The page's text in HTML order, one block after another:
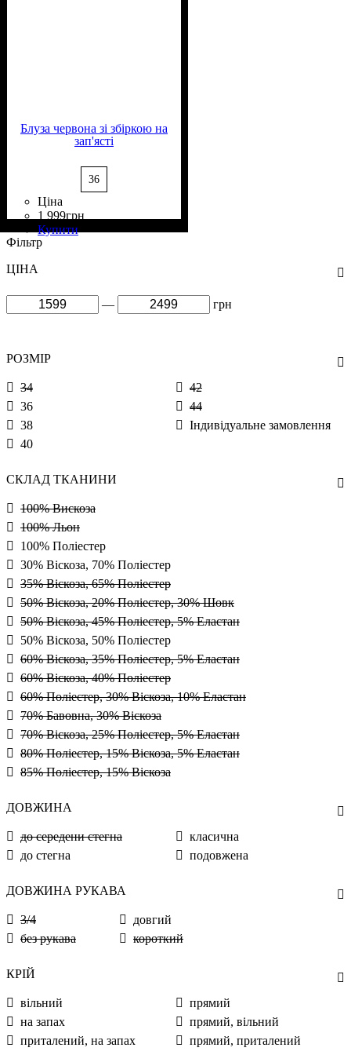
Блуза червона зі збіркою на
зап'ясті
36
Ціна
1 999грн
Купити
Склад тканини
Віскоза, 70% Поліестер
Крій: вільний
Довжина: класична
Довжина рукава
Стиль: casual
Фільтр
ЦІНА
— грн
РОЗМІР
34
36
38
40
42
44
Індивідуальне замовлення
СКЛАД ТКАНИНИ
100% Вискоза
100% Льон
100% Поліестер
30% Віскоза, 70% Поліестер
35% Віскоза, 65% Поліестер
50% Віскоза, 20% Поліестер, 30% Шовк
50% Віскоза, 45% Поліестер, 5% Еластан
50% Віскоза, 50% Поліестер
60% Віскоза, 35% Поліестер, 5% Еластан
60% Віскоза, 40% Поліестер
60% Поліестер, 30% Віскоза, 10% Еластан
70% Бавовна, 30% Віскоза
70% Віскоза, 25% Поліестер, 5% Еластан
80% Поліестер, 15% Віскоза, 5% Еластан
85% Поліестер, 15% Віскоза
ДОВЖИНА
до середени стегна
до стегна
класична
подовжена
ДОВЖИНА РУКАВА
3/4
без рукава
довгий
короткий
КРІЙ
вільний
на запах
приталений, на запах
прямий
прямий, вільний
прямий, приталений